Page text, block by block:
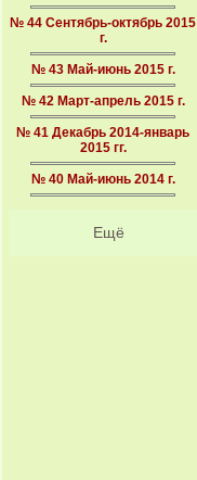
№ 44 Сентябрь-октябрь 2015
г.
№ 43 Май-июнь 2015 г.
№ 42 Март-апрель 2015 г.
№ 41 Декабрь 2014-январь
2015 гг.
№ 40 Май-июнь 2014 г.
Ещё